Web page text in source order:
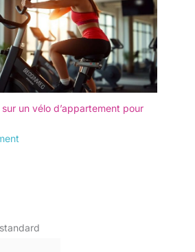
un vélo d’appartement pour